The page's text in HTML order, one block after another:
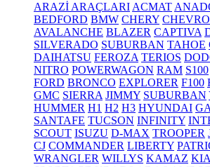
ARAZİ ARAÇLARI ACMAT
BEDFORD BMW CHERY
AVALANCHE BLAZER CAPTIVA
SILVERADO SUBURBAN TAHOE
DAIHATSU FEROZA TERIOS
NITRO POWERWAGON RAM S100
FORD BRONCO EXPLORER F100
GMC SIERRA JIMMY SUBURBAN
HUMMER H1 H2 H3 HYUNDAI
SANTAFE TUCSON INFINITY
SCOUT ISUZU D-MAX TROOPER
CJ COMMANDER LIBERTY
WRANGLER WILLYS KAMAZ KIA